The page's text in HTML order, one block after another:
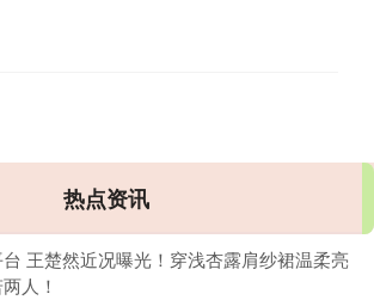
热点资讯
王楚然近况曝光！穿浅杏露肩纱裙温柔亮
人！